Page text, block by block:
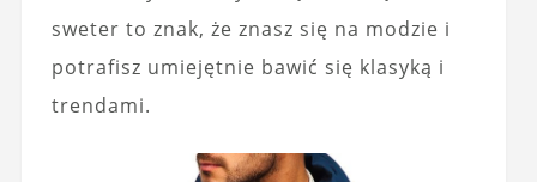
sweter to znak, że znasz się na modzie i
potrafisz umiejętnie bawić się klasyką i
trendami.